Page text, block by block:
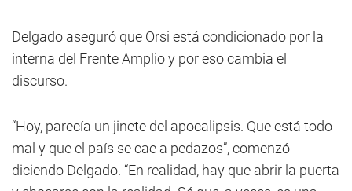
Delgado aseguró que Orsi está condicionado por la
interna del Frente Amplio y por eso cambia el
discurso.
“Hoy, parecía un jinete del apocalipsis. Que está todo
mal y que el país se cae a pedazos”, comenzó
diciendo Delgado. “En realidad, hay que abrir la puerta